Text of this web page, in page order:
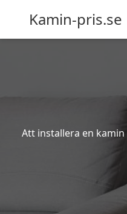
Kamin-pris.se
Att installera en